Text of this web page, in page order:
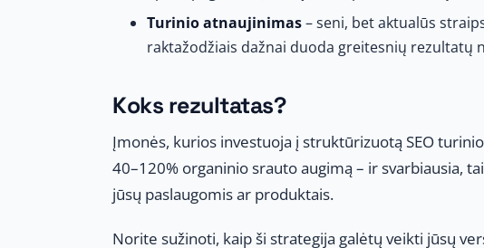
Turinio atnaujinimas– seni, bet aktualūs
raktažodžiais dažnai duoda greitesnių rezultatų
Koks rezultatas?
Įmonės, kurios investuoja į struktūrizuotą SEO
40–120% organinio srauto augimą – ir svarbiausia,
jūsų paslaugomis ar produktais.
Norite sužinoti, kaip ši strategija galėtų veikti jūsų